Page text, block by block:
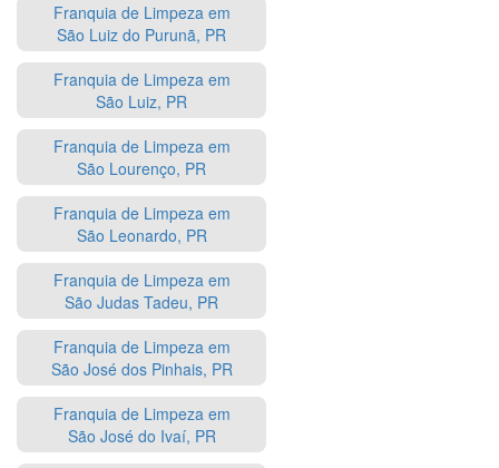
Franquia de Limpeza em
São Luiz do Purunã, PR
Franquia de Limpeza em
São Luiz, PR
Franquia de Limpeza em
São Lourenço, PR
Franquia de Limpeza em
São Leonardo, PR
Franquia de Limpeza em
São Judas Tadeu, PR
Franquia de Limpeza em
São José dos Pinhais, PR
Franquia de Limpeza em
São José do Ivaí, PR